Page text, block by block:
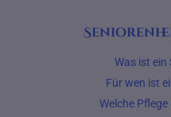
Was ist ein
Für wen ist
Welche